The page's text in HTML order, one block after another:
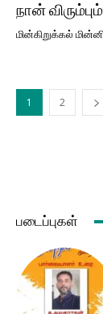
நான்
மின்கிறுக்கல்
1 2
படைப்புகள்